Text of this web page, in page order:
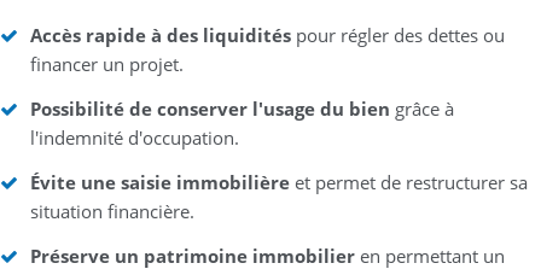
Accès rapide à des liquidités pour régler des dettes ou
financer un projet.
Possibilité de conserver l'usage du bien grâce à
l'indemnité d'occupation.
Évite une saisie immobilière et permet de restructurer sa
situation financière.
Préserve un patrimoine immobilier en permettant un